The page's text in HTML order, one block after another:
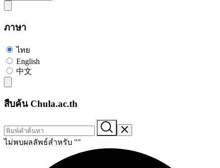
ภาษา
ไทย
English
中文
สืบค้น Chula.ac.th
ไม่พบผลลัพธ์สำหรับ ""